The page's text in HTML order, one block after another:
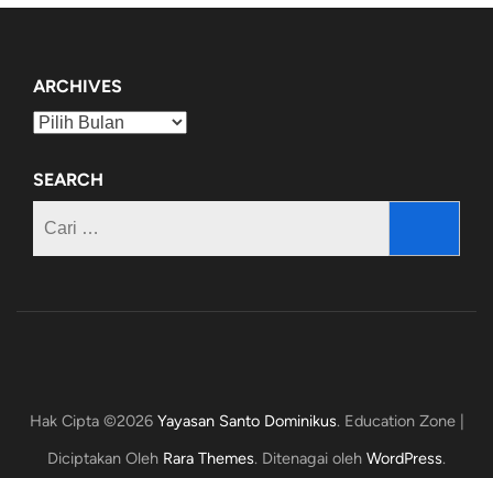
ARCHIVES
Archives
SEARCH
Hak Cipta ©2026 Yayasan Santo Dominikus. Education Zone |
Diciptakan Oleh Rara Themes. Ditenagai oleh WordPress.